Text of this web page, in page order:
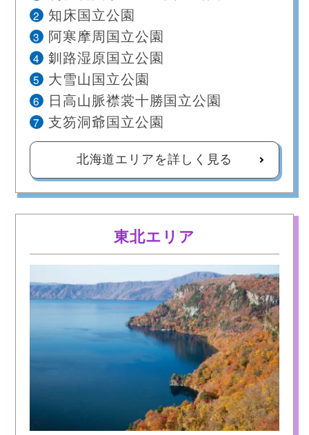
2
知床国立公園
3
阿寒摩周国立公園
4
釧路湿原国立公園
5
大雪山国立公園
6
日高山脈襟裳十勝国立公園
7
支笏洞爺国立公園
北海道エリアを詳しく見る
東北エリア